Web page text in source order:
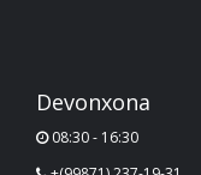
Devonxona
08:30 - 16:30